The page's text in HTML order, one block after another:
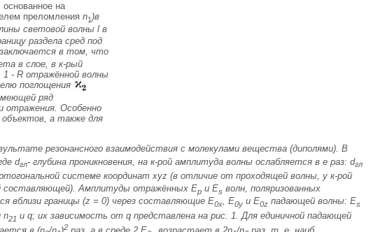
на
преломления n1)в
световой волны l в
раздела сред под
в том, что
в слое, в к-рый
1 - R отражённой волны
поглощения
ряд
отражения. Особенно
а также для
резонансного взаимодействия с молекулами вещества (диполями). В
dгл- глубина проникновения, на к-рой амплитуда волны ослабляется в е раз: dгл
системе координатxyz (в отличие от проходящей волны, у к-рой
составляющей). Амплитуды отражённых Ep и Es волн, поляризованных
вблизи границы (z = 0) через составляющие Е0x Е0y и E0z падающей волны: Es
n21 и q; их зависимость от q представлена на рис. 1. Для единичной падающей
2